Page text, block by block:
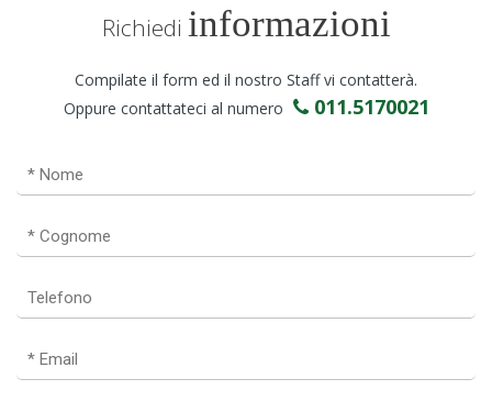
Richiedi informazioni
Compilate il form ed il nostro Staff vi contatterà.
Oppure contattateci al numero
011.5170021